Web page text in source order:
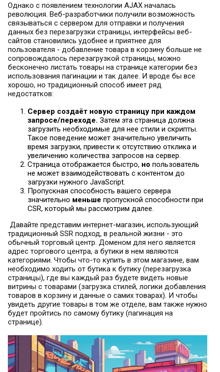
Однако с появлением технологии AJAX началась
революция. Веб-разработчики получили возможность
связываться с сервером для отправки и получения
данных без перезагрузки страницы, интерфейсы веб-
сайтов становились удобнее и приятнее для
пользователя - добавление товара в корзину больше не
сопровождалось перезагрузкой страницы, можно
бесконечно листать товары на странице категории без
использования пагинации и так далее. И вроде бы все
хорошо, но традиционный способ имеет ряд
недостатков:
Сервер создаёт новую страницу при каждом
запросе/переходе. Затем эта страница должна
загрузить необходимые для нее стили и скрипты.
Такое поведение может значительно увеличить
время загрузки, привести к отсутствию отклика и
увеличению количества запросов на сервер.
Страница отображается быстро, но пользователь
не может взаимодействовать с контентом до
загрузки нужного JavaScript.
Пропускная способность вашего сервера
значительно меньше пропускной способности при
CSR, который мы рассмотрим далее.
Давайте представим интернет-магазин, использующий
традиционный SSR подход, в реальной жизни - это
обычный торговый центр. Доменом для него является
адрес торгового центра, а бутики в нем являются
категориями. Чтобы что-то купить в этом магазине, вам
необходимо ходить от бутика к бутику (перезагрузка
страницы), где вы каждый раз будете видеть новые
витрины с товарами (загрузка стилей, логики добавления
товаров в корзину и данные о самих товарах). И чтобы
увидеть другие товары в том же отделе, вам также нужно
будет пройтись по самому бутику (пагинация на
странице).